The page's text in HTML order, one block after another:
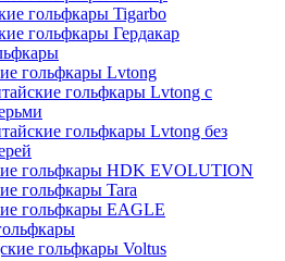
гольфкары Tigarbo
гольфкары Гердакар
гольфкары Lvtong
гольфкары Lvtong с
гольфкары Lvtong без
гольфкары HDK EVOLUTION
гольфкары Tara
гольфкары EAGLE
гольфкары Voltus